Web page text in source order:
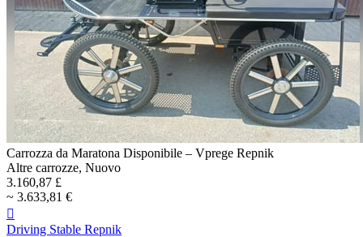
Carrozza da Maratona Disponibile – Vprege Repnik
Altre carrozze, Nuovo
3.160,87 £
~ 3.633,81 €

Driving Stable Repnik